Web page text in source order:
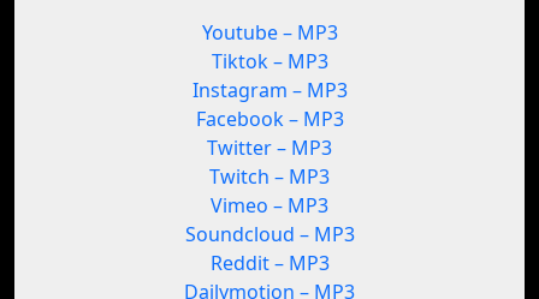
Youtube – MP3
Tiktok – MP3
Instagram – MP3
Facebook – MP3
Twitter – MP3
Twitch – MP3
Vimeo – MP3
Soundcloud – MP3
Reddit – MP3
Dailymotion – MP3